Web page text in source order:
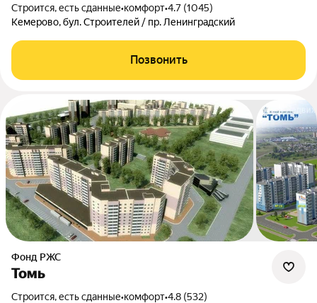
Строится, есть сданные•комфорт•4.7 (1045)
Кемерово, бул. Строителей / пр. Ленинградский
Позвонить
Фонд РЖС
Томь
Строится, есть сданные•комфорт•4.8 (532)